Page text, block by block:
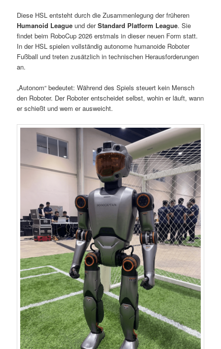
Diese HSL entsteht durch die Zusammenlegung der früheren
Humanoid League und derStandard Platform League. Sie
findet beim RoboCup 2026 erstmals in dieser neuen Form statt.
In der HSL spielen vollständig autonome humanoide Roboter
Fußball und treten zusätzlich in technischen Herausforderungen
an.
„Autonom“ bedeutet: Während des Spiels steuert kein Mensch
den Roboter. Der Roboter entscheidet selbst, wohin er läuft, wann
er schießt und wem er ausweicht.